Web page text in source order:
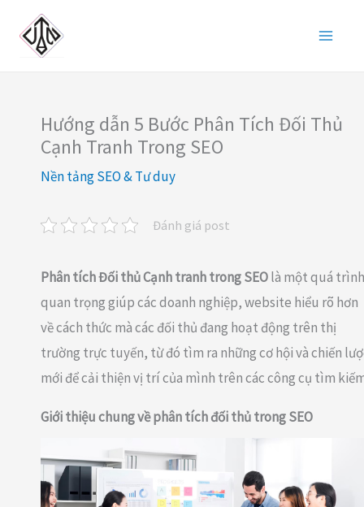
Hướng dẫn 5 Bước Phân Tích Đối Thủ
Cạnh Tranh Trong SEO
Nền tảng SEO & Tư duy
Đánh giá post
Phân tích Đối thủ Cạnh tranh trong SEOlà một quá trình
quan trọng giúp các doanh nghiệp, website hiểu rõ hơn
về cách thức mà các đối thủ đang hoạt động trên thị
trường trực tuyến, từ đó tìm ra những cơ hội và chiến
mới để cải thiện vị trí của mình trên các công cụ tìm
Giới thiệu chung về phân tích đối thủ trong SEO